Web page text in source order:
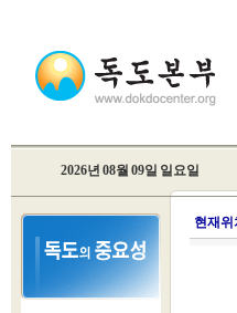
2026년 08월 09일 일요일
현재위